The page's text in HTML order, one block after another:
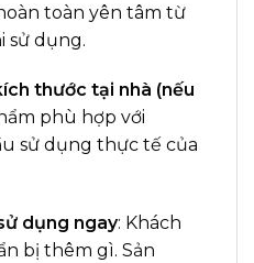
toàn yên tâm từ
sử dụng.
thước tại nhà (nếu
phù hợp với
sử dụng thực tế của
dụng ngay: Khách
bị thêm gì. Sản